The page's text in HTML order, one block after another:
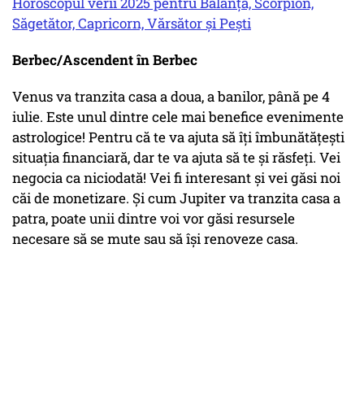
Săgetător, Capricorn, Vărsător și Pești
Berbec/Ascendent în Berbec
Venus va tranzita casa a doua, a banilor, până pe 4
iulie. Este unul dintre cele mai benefice evenimente
astrologice! Pentru că te va ajuta să îți îmbunătățești
situația financiară, dar te va ajuta să te și răsfeți. Vei
negocia ca niciodată! Vei fi interesant și vei găsi noi
căi de monetizare. Și cum Jupiter va tranzita casa a
patra, poate unii dintre voi vor găsi resursele
necesare să se mute sau să își renoveze casa.